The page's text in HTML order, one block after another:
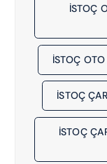
İSTOÇ
İSTOÇ
İSTOÇ
İSTOÇ